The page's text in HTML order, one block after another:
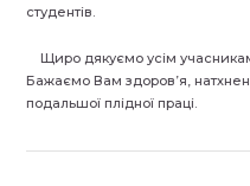
студентів.
Щиро дякуємо усім учасникам
Бажаємо Вам здоров’я,
подальшої плідної праці.